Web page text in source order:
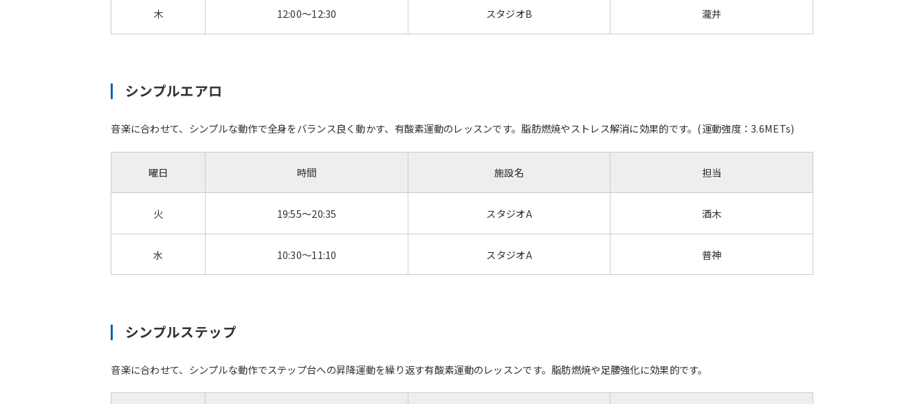
木 12:00～12:30 スタジオB 瀧井
シンプルエアロ
音楽に合わせて、シンプルな動作で全身をバランス良く動かす、有酸素運動のレッスンです。脂肪燃焼やストレス解消に効果的です。(運動強度：3.6METs)
曜日
火
時間
19:55～20:35
施設名
スタジオA
担当
酒木
水 10:30～11:10 スタジオA 普神
シンプルステップ
音楽に合わせて、シンプルな動作でステップ台への昇降運動を繰り返す有酸素運動のレッスンです。脂肪燃焼や足腰強化に効果的です。